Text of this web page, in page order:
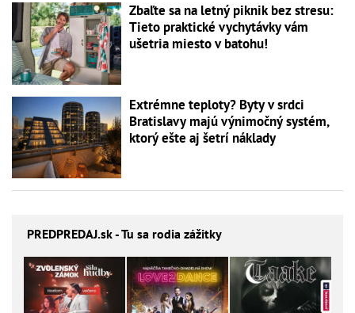
Zbaľte sa na letný piknik bez stresu:
Tieto praktické vychytávky vám
ušetria miesto v batohu!
Extrémne teploty? Byty v srdci
Bratislavy majú výnimočný systém,
ktorý ešte aj šetrí náklady
PREDPREDAJ.sk - Tu sa rodia zážitky